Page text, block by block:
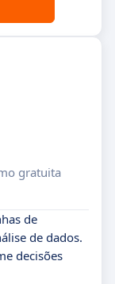
gratuita
de
de dados.
decisões